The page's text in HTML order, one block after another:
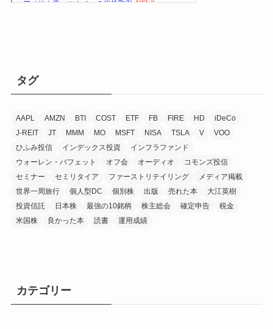
タグ
AAPL AMZN BTI COST ETF FB FIRE HD
iDeCo
J-REIT
JT MMM MO MSFT NISA TSLA V
VOO
ひふみ投信
インデックス投資
インフラファンド
ウォーレン・バフェット
オフ会 オーディオ
コモンズ投信
セミナー
セミリタイア ファーストリテイリング
メディア掲載
世界一周旅行
個人型DC 個別株 出版 売れた本
大江英樹
投資信託
日本株 最強の10銘柄 株主総会 確定申告
税金
米国株
良かった本 読書 運用成績
カテゴリー